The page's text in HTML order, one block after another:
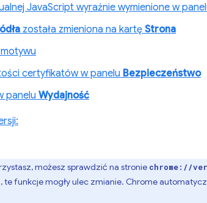
JavaScript wyraźnie wymienione w
została zmieniona na kartę Strona
certyfikatów w panelu Bezpieczeństwo
panelu Wydajność
możesz sprawdzić na stronie chrome://
te funkcje mogły ulec zmianie. Chrome